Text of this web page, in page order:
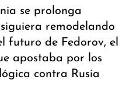
se prolonga
remodelando
futuro de Fedorov, el
apostaba por los
contra Rusia